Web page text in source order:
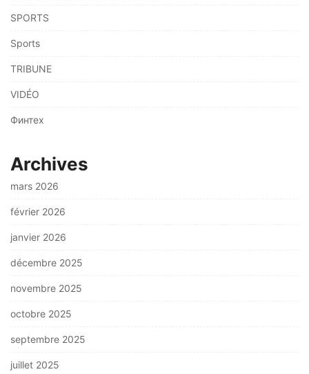
SPORTS
Sports
TRIBUNE
VIDÉO
Финтех
Archives
mars 2026
février 2026
janvier 2026
décembre 2025
novembre 2025
octobre 2025
septembre 2025
juillet 2025